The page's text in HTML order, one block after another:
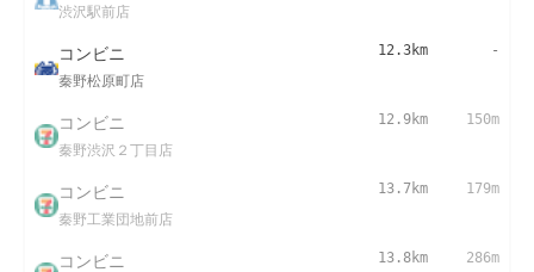
渋沢駅前店
コンビニ
秦野松原町店
12.3km -
コンビニ
秦野渋沢２丁目店
12.9km 150m
コンビニ
秦野工業団地前店
13.7km 179m
コンビニ 13.8km 286m